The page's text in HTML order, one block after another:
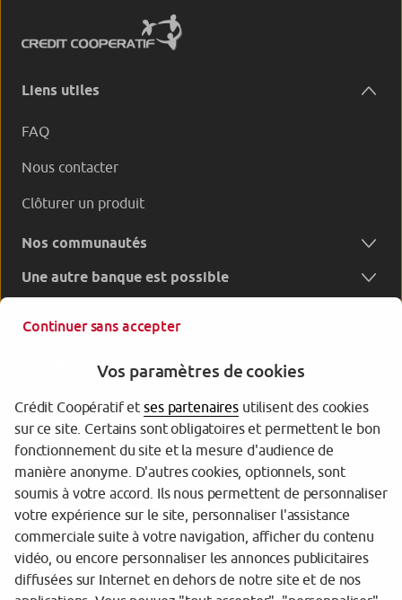
Liens utiles
FAQ
Nous contacter
Clôturer un produit
Nos communautés
Une autre banque est possible
Garantie des Dépôts
Protection des données personnelles
Gestion des cookies
Sécurité
Tarifs
Continuer sans accepter
Vos paramètres de cookies
Crédit Coopératif etses partenairesutilisent des cookies
sur ce site. Certains sont obligatoires et permettent le bon
fonctionnement du site et la mesure d'audience de
manière anonyme. D'autres cookies, optionnels, sont
soumis à votre accord. Ils nous permettent de personnaliser
votre expérience sur le site, personnaliser l'assistance
commerciale suite à votre navigation, afficher du contenu
vidéo, ou encore personnaliser les annonces publicitaires
diffusées sur Internet en dehors de notre site et de nos